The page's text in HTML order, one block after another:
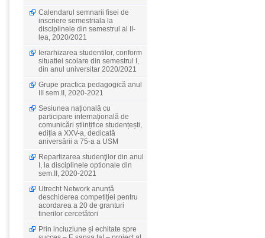
Calendarul semnarii fisei de
inscriere semestriala la
disciplinele din semestrul al II-
lea, 2020/2021
Ierarhizarea studentilor, conform
situatiei scolare din semestrul I,
din anul universitar 2020/2021
Grupe practica pedagogică anul
III sem.II, 2020-2021
Sesiunea națională cu
participare internațională de
comunicări științifice studențești,
ediția a XXV-a, dedicată
aniversării a 75-a a USM
Repartizarea studenţilor din anul
I, la disciplinele optionale din
sem.II, 2020-2021
Utrecht Network anunță
deschiderea competiției pentru
acordarea a 20 de granturi
tinerilor cercetători
Prin incluziune și echitate spre